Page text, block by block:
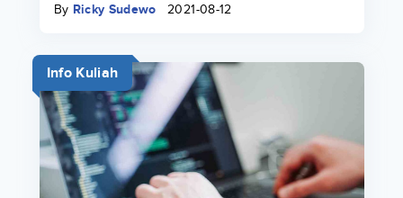
By Ricky Sudewo 2021-08-12
Info Kuliah